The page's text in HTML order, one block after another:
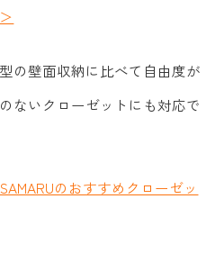
の壁面収納に比べて自由度が
ないクローゼットにも対応で
のおすすめクローゼッ